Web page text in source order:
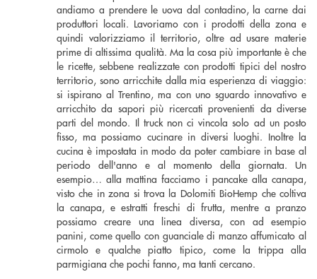
andiamo a prendere le uova dal contadino, la carne dai
produttori locali. Lavoriamo con i prodotti della zona e
quindi valorizziamo il territorio, oltre ad usare materie
prime di altissima qualità. Ma la cosa più importante è che
le ricette, sebbene realizzate con prodotti tipici del nostro
territorio, sono arricchite dalla mia esperienza di viaggio:
si ispirano al Trentino, ma con uno sguardo innovativo e
arricchito da sapori più ricercati provenienti da diverse
parti del mondo. Il truck non ci vincola solo ad un posto
fisso, ma possiamo cucinare in diversi luoghi. Inoltre la
cucina è impostata in modo da poter cambiare in base al
periodo dell'anno e al momento della giornata. Un
esempio… alla mattina facciamo i pancake alla canapa,
visto che in zona si trova la Dolomiti BioHemp che coltiva
la canapa, e estratti freschi di frutta, mentre a pranzo
possiamo creare una linea diversa, con ad esempio
panini, come quello con guanciale di manzo affumicato al
cirmolo e qualche piatto tipico, come la trippa alla
parmigiana che pochi fanno, ma tanti cercano.